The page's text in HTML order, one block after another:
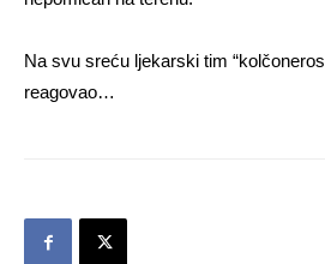
Na svu sreću ljekarski tim
reagovao…